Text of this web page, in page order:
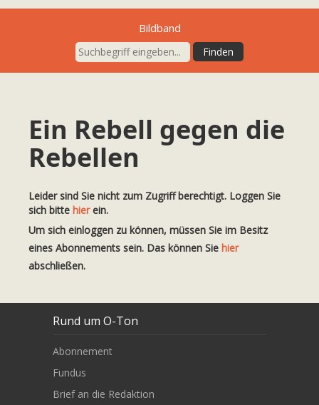
Bildband
Ein Rebell gegen die
Rebellen
Leider sind Sie nicht zum Zugriff berechtigt. Loggen Sie
sich bitte hierein.
Um sich einloggen zu können, müssen Sie im Besitz
eines Abonnements sein. Das können Sie hier
abschließen.
Rund um O-Ton
Abonnement
Fundus
Brief an die Redaktion